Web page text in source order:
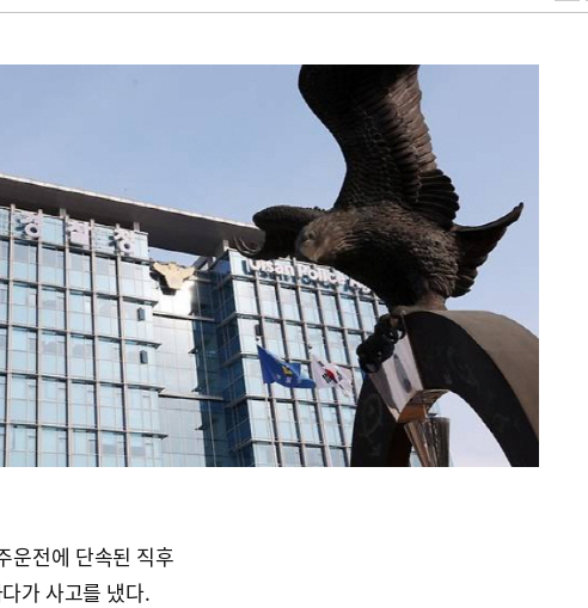
운전에 단속된 직후
가 사고를 냈다.